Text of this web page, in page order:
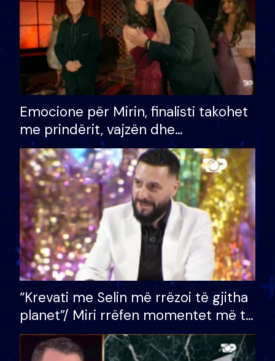
Emocione për Mirin, finalisti takohet
me prindërit, vajzën dhe
bashkëshorten: S’kemi ndonjë letër
divorci apo jo?
“Krevati me Selin më rrëzoi të gjitha
planet”/ Miri rrëfen momentet më të
bukura në shtëpinë e BB VIP: Do më
mungojë zilja e mëngjesit kur…